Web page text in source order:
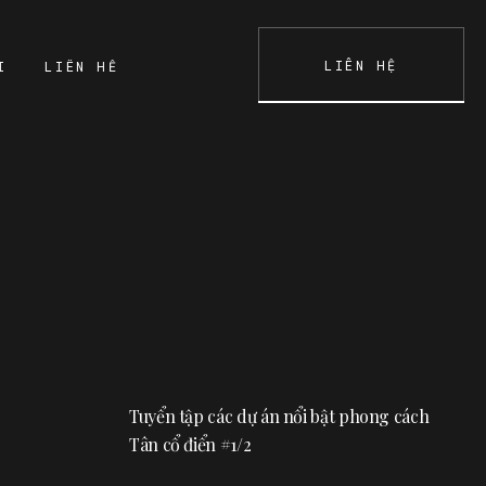
LIÊN HỆ LIÊN HỆ
Tuyển tập các dự án nổi bật phong cách
Tân cổ điển #1/2